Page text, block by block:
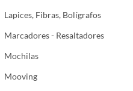
Lapices, Fibras, Bolígrafos
Marcadores - Resaltadores
Mochilas
Mooving